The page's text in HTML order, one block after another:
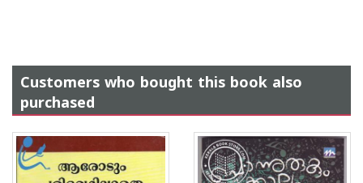
Customers who bought this book also
purchased